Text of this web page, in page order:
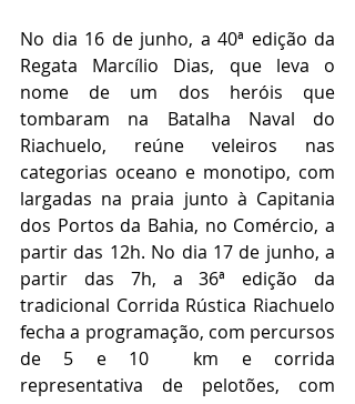
No dia 16 de junho, a 40ª edição da
Regata Marcílio Dias, que leva o
nome de um dos heróis que
tombaram na Batalha Naval do
Riachuelo, reúne veleiros nas
categorias oceano e monotipo, com
largadas na praia junto à Capitania
dos Portos da Bahia, no Comércio, a
partir das 12h. No dia 17 de junho, a
partir das 7h, a 36ª edição da
tradicional Corrida Rústica Riachuelo
fecha a programação, com percursos
de 5 e 10  km e corrida
representativa de pelotões, com